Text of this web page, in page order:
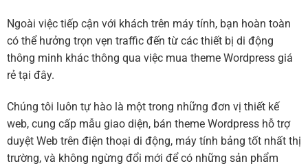
Ngoài việc tiếp cận với khách trên máy tính, bạn hoàn toàn
có thể hưởng trọn vẹn traffic đến từ các thiết bị di động
thông minh khác thông qua việc mua theme Wordpress giá
rẻ tại đây.
Chúng tôi luôn tự hào là một trong những đơn vị thiết kế
web, cung cấp mẫu giao diện, bán theme Wordpress hỗ trợ
duyệt Web trên điện thoại di động, máy tính bảng tốt nhất thị
trường, và không ngừng đổi mới để có những sản phẩm